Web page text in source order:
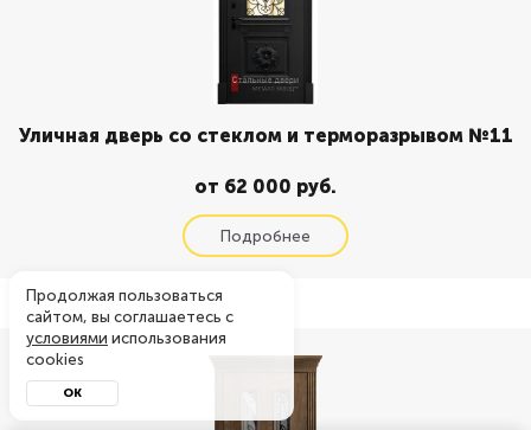
Уличная дверь со стеклом и терморазрывом №11
от 62 000 руб.
Продолжая пользоваться
сайтом, вы соглашаетесь с
условиями использования
cookies
ОК